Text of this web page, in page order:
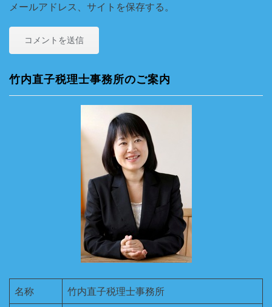
メールアドレス、サイトを保存する。
竹内直子税理士事務所のご案内
名称 竹内直子税理士事務所